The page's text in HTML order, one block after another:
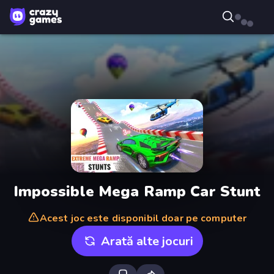
Impossible Mega Ramp Car Stunt
Acest joc este disponibil doar pe computer
Arată alte jocuri